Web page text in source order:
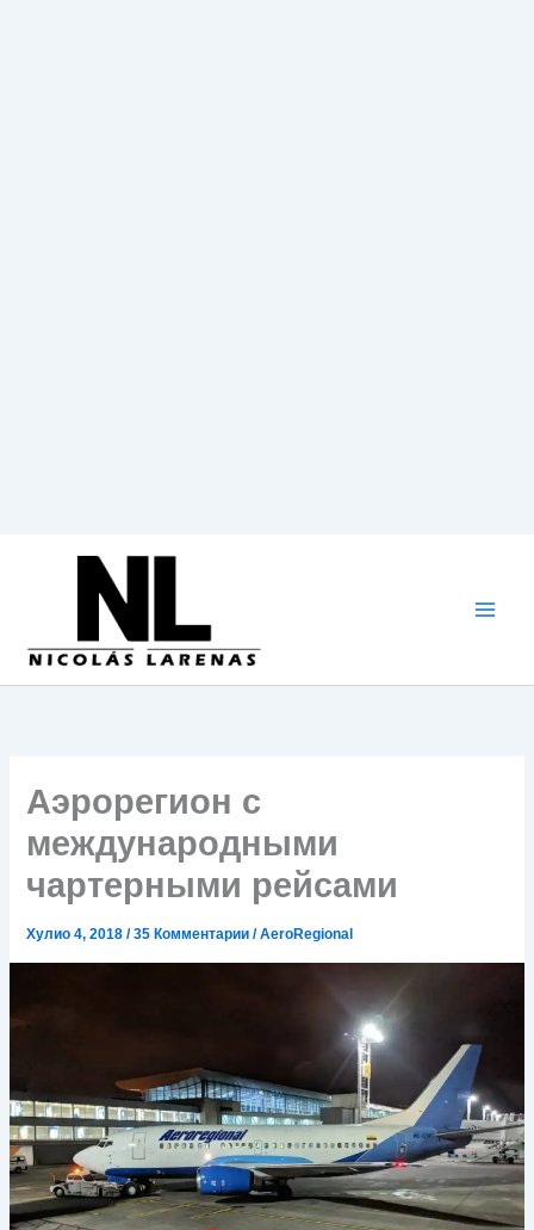
содержимому
Аэрорегион с
международными
чартерными рейсами
Хулио 4, 2018/35 Комментарии /AeroRegional